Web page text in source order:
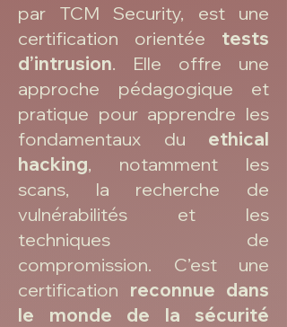
par TCM Security, est une
certification orientée tests
d’intrusion. Elle offre une
approche pédagogique et
pratique pour apprendre les
fondamentaux du ethical
hacking, notamment les
scans, la recherche de
vulnérabilités et les
techniques de
compromission. C’est une
certification reconnue dans
le monde de la sécurité